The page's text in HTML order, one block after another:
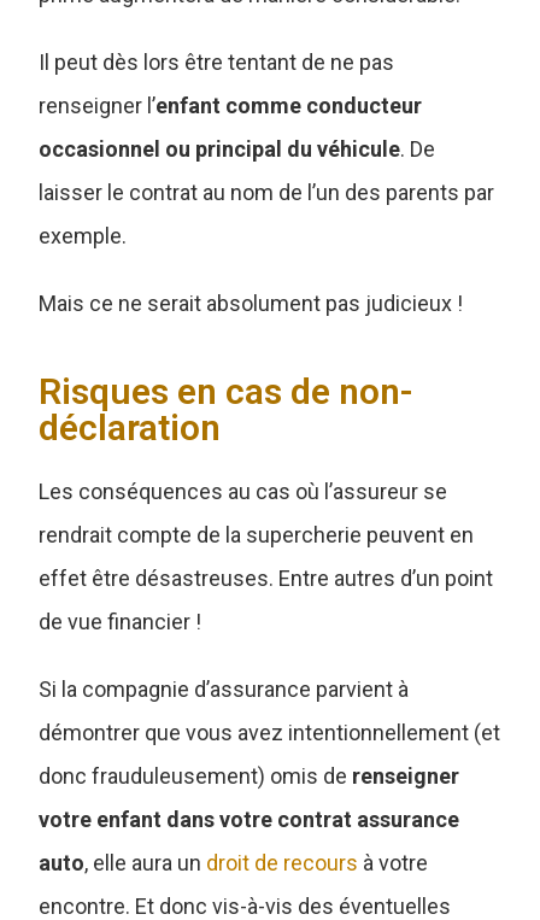
Il peut dès lors être tentant de ne pas
renseigner l’enfant comme conducteur
occasionnel ou principal du véhicule. De
laisser le contrat au nom de l’un des parents par
exemple.
Mais ce ne serait absolument pas judicieux !
Risques en cas de non-
déclaration
Les conséquences au cas où l’assureur se
rendrait compte de la supercherie peuvent en
effet être désastreuses. Entre autres d’un point
de vue financier !
Si la compagnie d’assurance parvient à
démontrer que vous avez intentionnellement (et
donc frauduleusement) omis de renseigner
votre enfant dans votre contrat assurance
auto, elle aura un droit de recours à votre
encontre. Et donc vis-à-vis des éventuelles